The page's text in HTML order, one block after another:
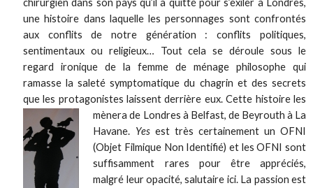
une histoire dans laquelle les personnages sont confrontés
aux conflits de notre génération : conflits politiques,
sentimentaux ou religieux… Tout cela se déroule sous le
regard ironique de la femme de ménage philosophe qui
ramasse la saleté symptomatique du chagrin et des secrets
que les protagonistes laissent derrière eux. Cette histoire les
mènera de Londres à Belfast, de Beyrouth à La
Havane. Yesest très certainement un OFNI
(Objet Filmique Non Identifié) et les OFNI sont
suffisamment rares pour être appréciés,
malgré leur opacité, salutaire ici. La passion est